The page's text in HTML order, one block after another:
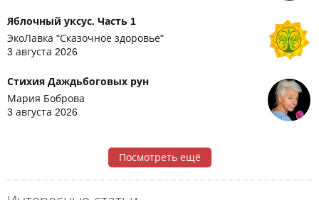
Яблочный уксус. Часть 1
ЭкоЛавка "Сказочное здоровье"
3 августа 2026
Стихия Даждьбоговых рун
Мария Боброва
3 августа 2026
Посмотреть ещё